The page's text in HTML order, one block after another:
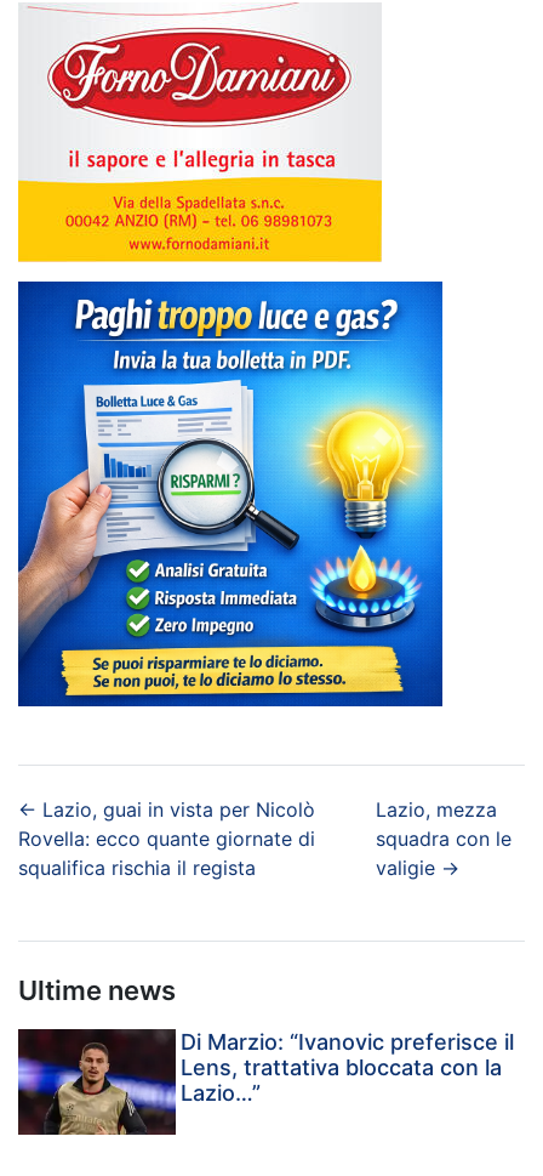
← Lazio, guai in vista per Nicolò
Rovella: ecco quante giornate di
squalifica rischia il regista
Lazio, mezza
squadra con le
valigie→
Ultime news
Di Marzio: “Ivanovic preferisce il
Lens, trattativa bloccata con la
Lazio…”